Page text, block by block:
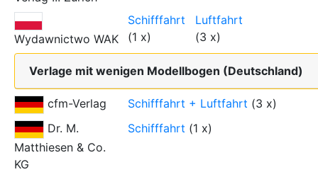
Wydawnictwo WAK
Schifffahrt
(1 x)
Luftfahrt
(3 x)
Verlage mit wenigen Modellbogen (Deutschland)
cfm-Verlag Schifffahrt + Luftfahrt (3 x)
Dr. M.
Matthiesen & Co.
KG
Schifffahrt (1 x)